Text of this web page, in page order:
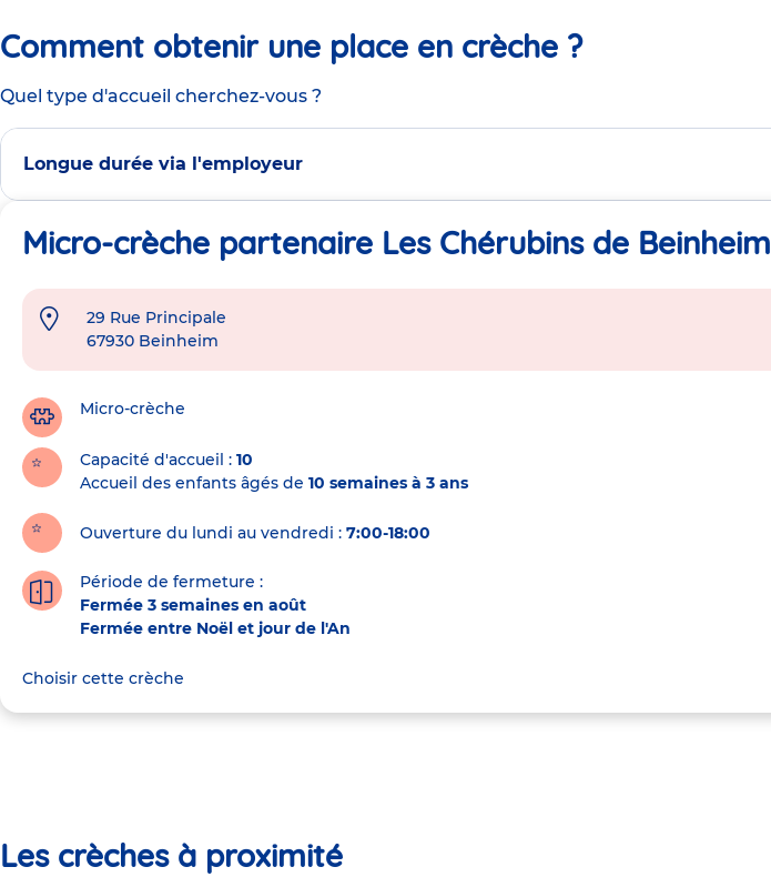
Comment obtenir une place en crèche ?
Quel type d'accueil cherchez-vous ?
Longue durée via l'employeur
Micro-crèche partenaire Les Chérubins de Beinheim
Adresse
crèche
29 Rue Principale
67930 Beinheim
Micro-crèche
Capacité d'accueil
10
Accueil des enfants âgés de 10 semaines à 3 ans
Ouverture du lundi au vendredi : 7:00-18:00
Période de fermeture :
Fermée 3 semaines en août
Fermée entre Noël et jour de l'An
Choisir cette crèche
Les crèches à proximité